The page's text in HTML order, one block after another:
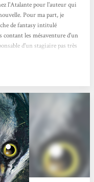
l'Atalante pour l'auteur qui
Pour ma part, je
de fantasy intitulé
les mésaventure d'un
d'un stagiaire pas très